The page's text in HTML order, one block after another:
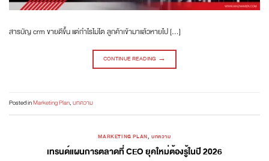
สารบัญ crm ขายดีขึ้น แต่กำไรไม่โต ลูกค้าเข้ามาแล้วหายไป […]
CONTINUE READING →
Posted inMarketing Plan,บทความ
MARKETING PLAN, บทความ
เทรนด์แผนการตลาดที่ CEO ยุคใหม่ต้องรู้ในปี 2026